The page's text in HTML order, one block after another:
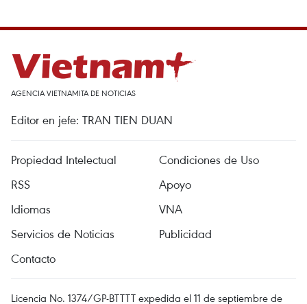
AGENCIA VIETNAMITA DE NOTICIAS
Editor en jefe: TRAN TIEN DUAN
Propiedad Intelectual
Condiciones de Uso
RSS
Apoyo
Idiomas
VNA
Servicios de Noticias
Publicidad
Contacto
Licencia No. 1374/GP-BTTTT expedida el 11 de septiembre de